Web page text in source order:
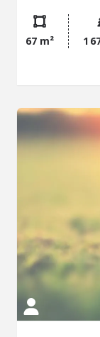
demande. -
Montant estimé
un usage
Négo Inclus :
67 m² 1